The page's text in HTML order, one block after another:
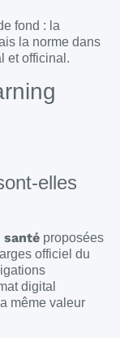
fond : la
la norme dans
et officinal.
elles
proposées
officiel du
digital
même valeur